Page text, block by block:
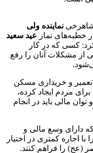
نماینده ولی
خطبه‌های نماز عید سعید
کسی که در کار
از مشکلات آنان را رفع
و خریداری مسکن
مردم ایجاد کرده،
مالی باید در انجام
دارای وسع مالی و
با اجاره کمتری در اختیار
(عج) را فراهم کنند.